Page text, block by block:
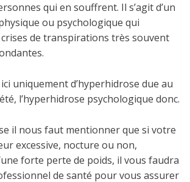
qui en souffrent. Il s’agit d’un
ou psychologique qui
de transpirations très souvent
uniquement d’hyperhidrose due au
l’hyperhidrose psychologique donc.
il nous faut mentionner que si votre
excessive, nocture ou non,
forte perte de poids, il vous faudra
de santé pour vous assurer